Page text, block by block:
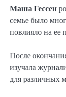
Маша Гессен
семье было
повлияло на ее
После
изучала
для различных